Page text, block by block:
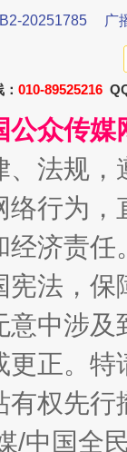
魏明亮
20251785
广
010-89525216
公众传
、法规
行为
经济责
法，
意中涉
正。
权先
/中国全